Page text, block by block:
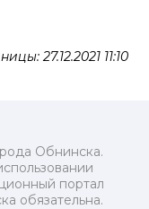
27.12.2021 11:10
Обнинска.
портал
обязательна.